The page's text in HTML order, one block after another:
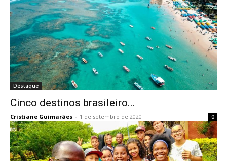
Destaque
Cinco destinos brasileiro...
Cristiane Guimarães - 1 de setembro de 2020 0